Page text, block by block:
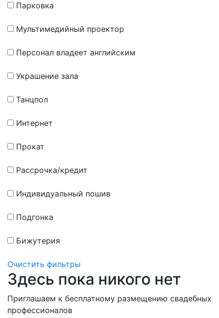
Парковка
Мультимедийный проектор
Персонал владеет английским
Украшение зала
Танцпол
Интернет
Прокат
Рассрочка/кредит
Индивидуальный пошив
Подгонка
Бижутерия
Очистить фильтры
Здесь пока никого нет
Приглашаем к бесплатному размещению свадебных
профессионалов